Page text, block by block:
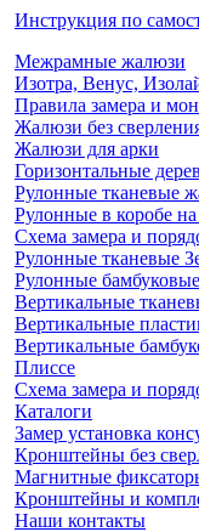
Инструкция по
Межрамные жалюзи
Изотра, Венус,
Правила замера и
Жалюзи без
Жалюзи для арки
Горизонтальные
Рулонные тканевые
Рулонные в коробе
Схема замера и
Рулонные тканевые
Рулонные
Вертикальные
Вертикальные
Вертикальные
Плиссе
Схема замера и
Каталоги
Замер установка
Кронштейны без
Магнитные
Кронштейны и
Наши контакты